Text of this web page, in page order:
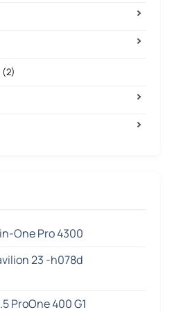
(2)
One Pro 4300
23 -h078d
ProOne 400 G1